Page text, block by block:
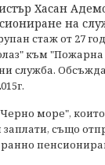
Хасан
на
стаж от 27
към "Пожарна
служба.
море",
също